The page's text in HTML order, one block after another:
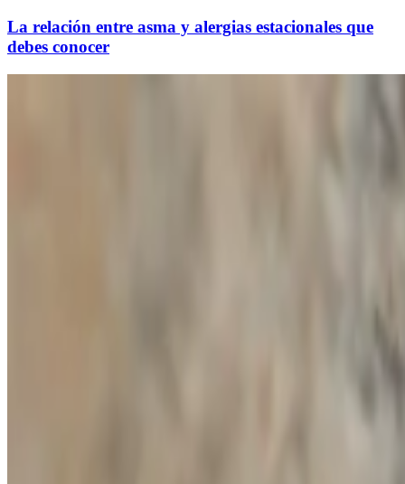
La relación entre asma y alergias estacionales que
debes conocer